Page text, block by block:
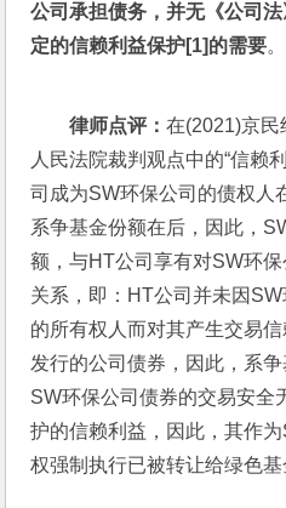
公司承担债务，并无《公司
定的信赖利益保护[1]的需要。
律师点评：在(2021)京民
人民法院裁判观点中的“信赖
司成为SW环保公司的债权人
系争基金份额在后，因此，
额，与HT公司享有对SW环
关系，即：HT公司并未因
的所有权人而对其产生交易
发行的公司债券，因此，系
SW环保公司债券的交易安全
护的信赖利益，因此，其作
权强制执行已被转让给绿色基